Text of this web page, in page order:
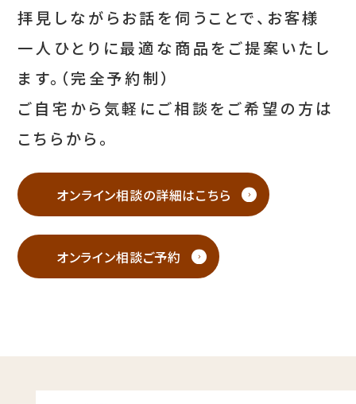
拝見しながらお話を伺うことで、お客様
一人ひとりに最適な商品をご提案いたし
ます。（完全予約制）
ご自宅から気軽にご相談をご希望の方は
こちらから。
オンライン相談の詳細はこちら
オンライン相談ご予約